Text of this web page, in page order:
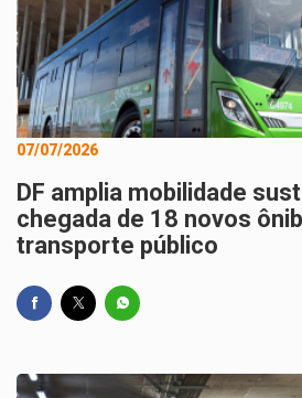
07/07/2026
DF amplia mobilidade
chegada de 18 novos
transporte público